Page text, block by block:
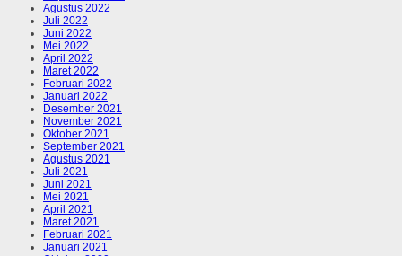
Agustus 2022
Juli 2022
Juni 2022
Mei 2022
April 2022
Maret 2022
Februari 2022
Januari 2022
Desember 2021
November 2021
Oktober 2021
September 2021
Agustus 2021
Juli 2021
Juni 2021
Mei 2021
April 2021
Maret 2021
Februari 2021
Januari 2021